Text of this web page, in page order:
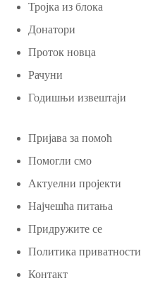
Тројка из блока
Донатори
Проток новца
Рачуни
Годишњи извештаји
Пријава за помоћ
Помогли смо
Актуелни пројекти
Најчешћа питања
Придружите се
Политика приватности
Контакт